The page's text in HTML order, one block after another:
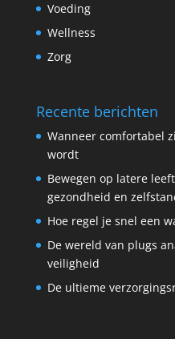
Voeding
Wellness
Zorg
Recente berichten
Wanneer comfortabel
wordt
Bewegen op latere
gezondheid en
Hoe regel je snel een
De wereld van plugs
veiligheid
De ultieme